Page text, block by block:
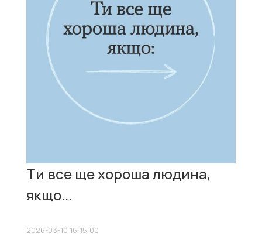
Ти все ще хороша людина,
якщо...
2026-03-10 16:15:00